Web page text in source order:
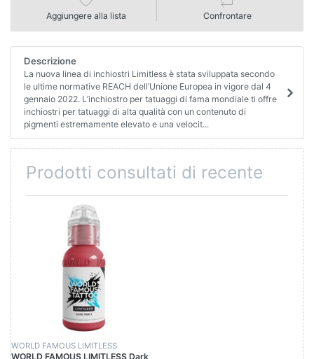
Aggiungere alla lista Confrontare
Descrizione
La nuova linea di inchiostri Limitless è stata sviluppata secondo
le ultime normative REACH dell’Unione Europea in vigore dal 4
gennaio 2022. L’inchiostro per tatuaggi di fama mondiale ti offre
inchiostri per tatuaggi di alta qualità con un contenuto di
pigmenti estremamente elevato e una velocit...
Prodotti consultati di recente
WORLD FAMOUS LIMITLESS
WORLD FAMOUS LIMITLESS Dark